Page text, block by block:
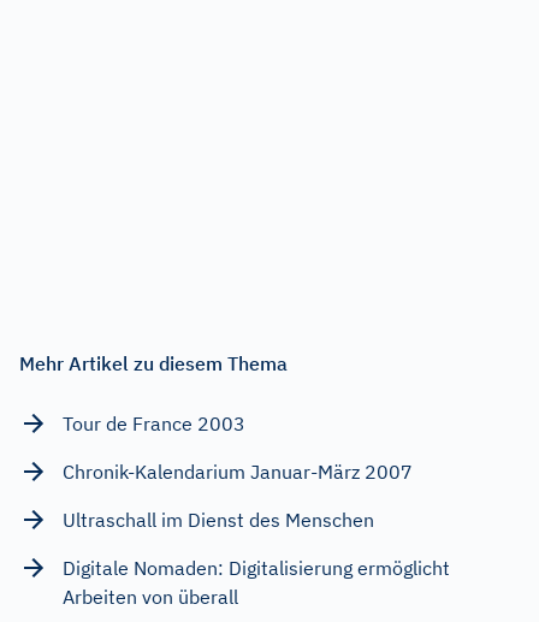
Mehr Artikel zu diesem Thema
Tour de France 2003
Chronik-Kalendarium Januar-März 2007
Ultraschall im Dienst des Menschen
Digitale Nomaden: Digitalisierung ermöglicht
Arbeiten von überall